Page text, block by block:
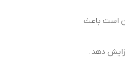
است باعث
دهد.